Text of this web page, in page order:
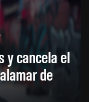
y cancela el
de